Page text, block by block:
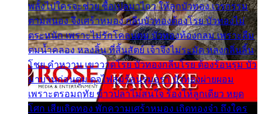
พลั้งไปใครจะช่วย ซื้อเปลมาไกว ให้ลูกบัวทอง เวรกรรม
ตามสนอง จึงเศร้าหมอง กลีบบัวทองต้องโรย บัวทองไม่
ตระหนัก เพราะไม่รักโคลนตม บัวทองท้องกลม เพราะลืม
ตมน้ำคลอง หลงลิ้น ที่สิ้นสัตย์ เจ้าจึงไม่ระมัด หลงกลิ่นลิ้น
โชย คำหวาน เขาวาดโรย บัวทองกลีบโรย ต้องร้อนรุม บัว
มาบานก่อนตูม ดุจไฟสุมร้อนรุมอุรา บัวทองผ่ายผอม
เพราะตรอมฤทัย ข้าวปลาไม่สนใจ ร้องไห้ลูกเดียว หยุด
โศก เสียเถิดทอง พักความเศร้าหมอง เถิดทองจ๋า ถึงใคร